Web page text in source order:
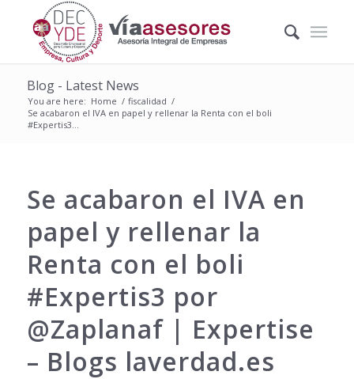
Blog - Latest News
You are here: Home / fiscalidad /
Se acabaron el IVA en papel y rellenar la Renta con el boli
#Expertis3...
Se acabaron el IVA en
papel y rellenar la
Renta con el boli
#Expertis3 por
@Zaplanaf | Expertise
– Blogs laverdad.es